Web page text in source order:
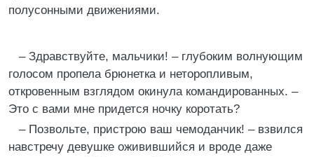
полусонными движениями.
– Здравствуйте, мальчики! – глубоким волнующим
голосом пропела брюнетка и неторопливым,
откровенным взглядом окинула командированных. –
Это с вами мне придется ночку коротать?
– Позвольте, пристрою ваш чемоданчик! – взвился
навстречу девушке оживившийся и вроде даже